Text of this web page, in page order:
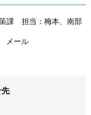
課 担当：梅本、南部
メール